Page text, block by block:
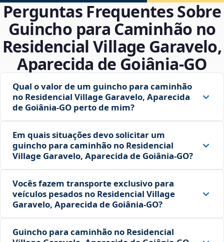
Perguntas Frequentes Sobre
Guincho para Caminhão no
Residencial Village Garavelo,
Aparecida de Goiânia‑GO
Qual o valor de um guincho para caminhão
no Residencial Village Garavelo, Aparecida
de Goiânia‑GO perto de mim?
Em quais situações devo solicitar um
guincho para caminhão no Residencial
Village Garavelo, Aparecida de Goiânia‑GO?
Vocês fazem transporte exclusivo para
veículos pesados no Residencial Village
Garavelo, Aparecida de Goiânia‑GO?
Guincho para caminhão no Residencial